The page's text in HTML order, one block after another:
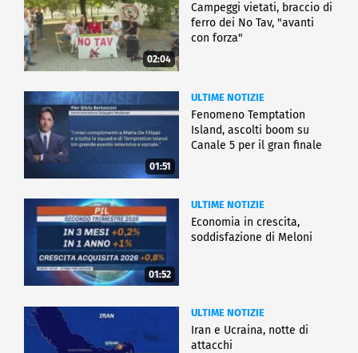
02:04
Campeggi vietati, braccio di
ferro dei No Tav, "avanti
con forza"
01:51
ULTIME NOTIZIE
Fenomeno Temptation
Island, ascolti boom su
Canale 5 per il gran finale
01:52
ULTIME NOTIZIE
Economia in crescita,
soddisfazione di Meloni
ULTIME NOTIZIE
Iran e Ucraina, notte di
attacchi